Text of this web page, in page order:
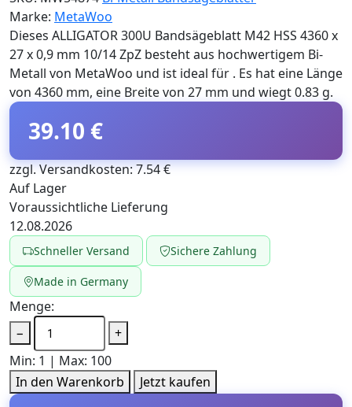
Marke: MetaWoo
Dieses ALLIGATOR 300U Bandsägeblatt M42 HSS 4360 x
27 x 0,9 mm 10/14 ZpZ besteht aus hochwertigem Bi-
Metall von MetaWoo und ist ideal für . Es hat eine Länge
von 4360 mm, eine Breite von 27 mm und wiegt 0.83 g.
39.10 €
zzgl. Versandkosten: 7.54 €
Auf Lager
Voraussichtliche Lieferung
12.08.2026
Schneller Versand Sichere Zahlung
Made in Germany
Menge:
−
+
Min: 1 | Max: 100
In den Warenkorb
Jetzt kaufen